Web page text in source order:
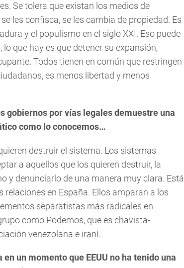
Se tolera que existan los medios de
les confisca, se les cambia de propiedad. Es
y el populismo en el siglo XXI. Eso puede
que hay es que detener su expansión,
Todos tienen en común que restringen
es menos libertad y menos
gobiernos por vías legales demuestre una
como lo conocemos…
destruir el sistema. Los sistemas
a aquellos que los quieren destruir, la
y denunciarlo de una manera muy clara. Está
en España. Ellos amparan a los
separatistas más radicales en
como Podemos, que es chavista-
venezolana e iraní.
un momento que EEUU no ha tenido una